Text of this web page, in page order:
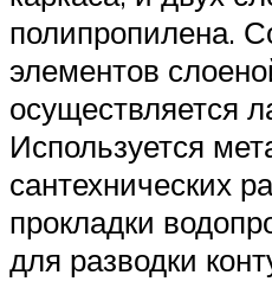
полипропилена.
элементов
осуществляется
Используется
сантехнических
прокладки
для разводки